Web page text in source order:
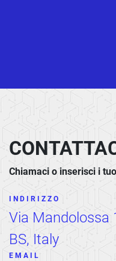
Chiamaci o inserisci i
INDIRIZZO
Via Mandolossa
BS, Italy
EMAIL